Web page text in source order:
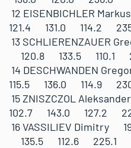
12 EISENBICHLER
121.4 131.0 114.2
13
120.8 133.5 110.1
14 DESCHWANDEN
115.5 136.0 114.9
15 ZNISZCZOL
102.7 143.0 127.2
16 VASSILIEV
135.5 112.6 225.1